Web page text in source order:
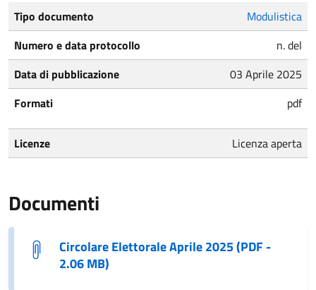
Tipo documento
Modulistica
Numero e data protocollo
n. del
Data di pubblicazione
03 Aprile 2025
Formati
pdf
Licenze Licenza aperta
Documenti
Circolare Elettorale Aprile 2025 (PDF -
2.06 MB)